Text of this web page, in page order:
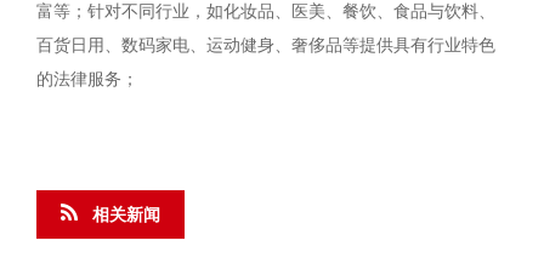
富等；针对不同行业，如化妆品、医美、餐饮、食品与饮料、
百货日用、数码家电、运动健身、奢侈品等提供具有行业特色
的法律服务；
相关新闻